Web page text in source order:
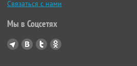
Связаться с нами
Мы в Соцсетях